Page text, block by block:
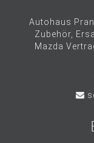
Autohaus
Zubehör,
Mazda